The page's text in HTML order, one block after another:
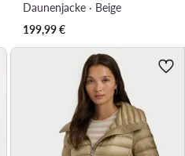
Daunenjacke · Beige
199,99€